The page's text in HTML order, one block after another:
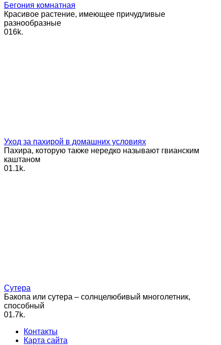
Бегония комнатная
Красивое растение, имеющее причудливые
разнообразные
016k.
Уход за пахирой в домашних условиях
Пахира, которую также нередко называют гвианским
каштаном
01.1k.
Сутера
Бакопа или сутера – солнцелюбивый многолетник,
способный
01.7k.
Контакты
Карта сайта